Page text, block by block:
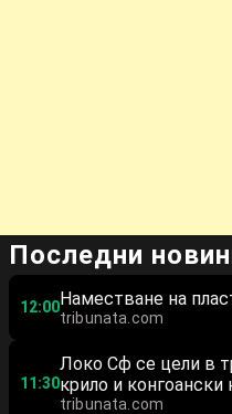
Последни
12:00Наместване на
tribunata.com
11:30
Локо Сф се цели в
крило и конгоански
tribunata.com